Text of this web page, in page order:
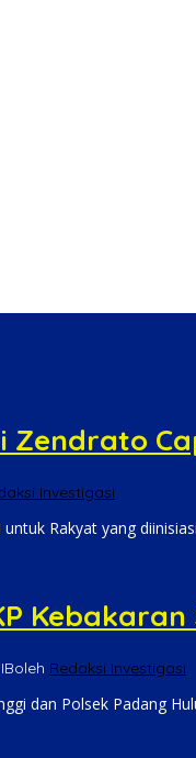
Zendrato
Investigasi
Rakyat yang diinisiasi
oleh Redaksi Investigasi
dan Polsek Padang